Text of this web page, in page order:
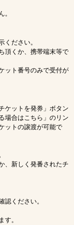
。
ください。
頂くか、携帯端末等で
ット番号のみで受付が
ケットを発券」ボタン
場合はこちら」のリン
ットの譲渡が可能で
、新しく発番されたチ
ください。
す。